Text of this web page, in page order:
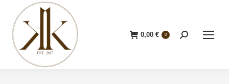
0,00 € 0 Search: